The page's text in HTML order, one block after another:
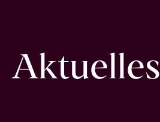
Aktuelles